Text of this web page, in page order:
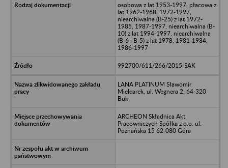
osobowa z lat 1953-1997, płacowa z
lat 1962-1968, 1972-1997,
niearchiwalna (B-25) z lat 1972-
1985, 1987-1997, niearchiwalna (B-
10) z lat 1994-1997, niearchiwalna
(B-6 i B-5) z lat 1978, 1981-1984,
1986-1997
992700/611/266/2015-SAK
LANA PLATINUM Sławomir
Mielcarek, ul. Wegnera 2, 64-320
Buk
ARCHEON Składnica Akt
Pracowniczych Spółka z o.o. ul.
Poznańska 15 62-080 Góra